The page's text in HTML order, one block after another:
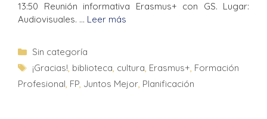
13:50 Reunión informativa Erasmus+ con GS. Lugar:
Audiovisuales. … Leer más
Sin categoría
¡Gracias!, biblioteca, cultura, Erasmus+, Formación
Profesional, FP, Juntos Mejor, Planificación